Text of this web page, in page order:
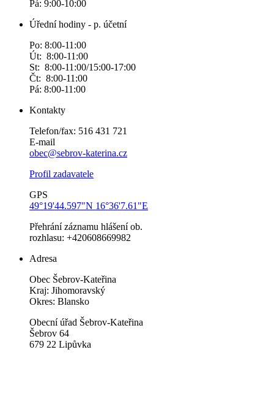
Pá: 9:00-10:00
Úřední hodiny - p. účetní
Po: 8:00-11:00
Út: 8:00-11:00
St: 8:00-11:00/15:00-17:00
Čt: 8:00-11:00
Pá: 8:00-11:00
Kontakty
Telefon/fax: 516 431 721
E-mail
obec@sebrov-katerina.cz
Profil zadavatele
GPS
49°19'44.597"N 16°36'7.61"E
Přehrání záznamu hlášení ob.
rozhlasu: +420608669982
Adresa
Obec Šebrov-Kateřina
Kraj: Jihomoravský
Okres: Blansko
Obecní úřad Šebrov-Kateřina
Šebrov 64
679 22 Lipůvka